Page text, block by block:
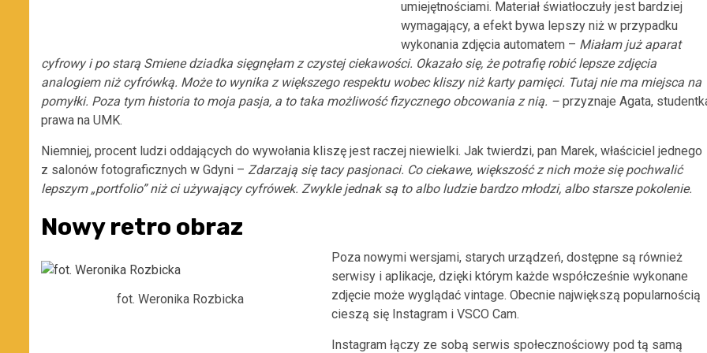
umiejętnościami. Materiał światłoczuły jest bardziej
wymagający, a efekt bywa lepszy niż w przypadku
wykonania zdjęcia automatem – Miałam już aparat
cyfrowy i po starą Smiene dziadka sięgnęłam z czystej ciekawości. Okazałosię, że potrafię robić lepsze zdjęcia
analogiem niż cyfrówką. Może to wynika z większego respektu wobec kliszy niż karty pamięci. Tutaj nie ma miejsca na
pomyłki. Poza tym historia to moja pasja, a to taka możliwość fizycznego obcowania z nią. – przyznaje Agata,
prawa na UMK.
Niemniej, procent ludzi oddających do wywołania kliszę jest raczej niewielki. Jak twierdzi, pan Marek, właściciel jednego
z salonów fotograficznych w Gdyni – Zdarzają się tacy pasjonaci. Co ciekawe, większość z nich może się pochwalić
lepszym „portfolio” niż ci używający cyfrówek. Zwykle jednak są to albo ludzie bardzo młodzi, albo starsze pokolenie.
Nowy retro obraz
fot. Weronika Rozbicka
Poza nowymi wersjami, starych urządzeń, dostępne są również
serwisy i aplikacje, dzięki którym każde współcześnie wykonane
zdjęcie może wyglądać vintage. Obecnie największą popularnością
cieszą się Instagram i VSCO Cam.
Instagram łączy ze sobą serwis społecznościowy pod tą samą